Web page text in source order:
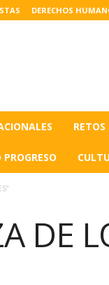
DERECHOS
RETOS
PROGRESO
DE